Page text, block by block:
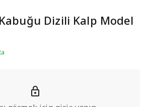
Dizili Kalp Model